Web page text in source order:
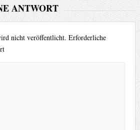
ANTWORT
nicht veröffentlicht. Erforderliche